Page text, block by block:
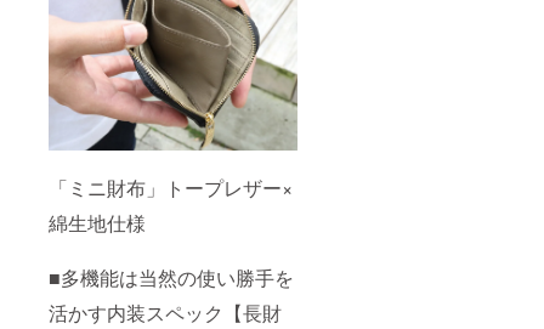
「ミニ財布」トープレザー×
綿生地仕様
■多機能は当然の使い勝手を
活かす内装スペック【長財